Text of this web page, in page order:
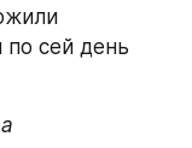
сей день